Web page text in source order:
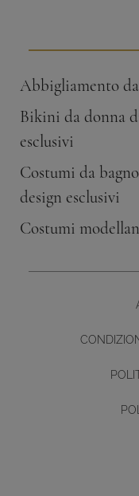
Abbigliamento
Bikini da donna
esclusivi
Costumi da
design esclusivi
Costumi